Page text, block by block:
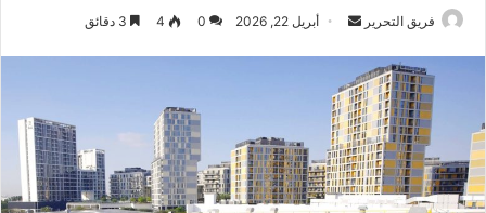
فريق التحرير
أرسل أبريل 22, 2026 0
4